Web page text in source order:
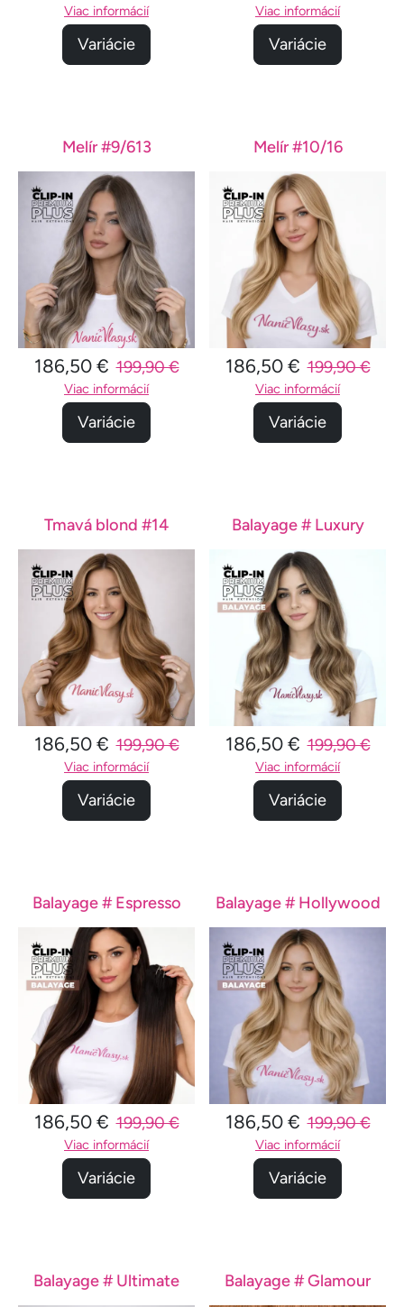
Viac informácií
Variácie
Viac informácií
Variácie
Melír #9/613
186,50 € 199,90 €
Viac informácií
Variácie
Melír #10/16
186,50 € 199,90 €
Viac informácií
Variácie
Tmavá blond #14
186,50 € 199,90 €
Viac informácií
Variácie
Balayage # Luxury
186,50 € 199,90 €
Viac informácií
Variácie
Balayage # Espresso
186,50 € 199,90 €
Viac informácií
Variácie
Balayage # Hollywood
186,50 € 199,90 €
Viac informácií
Variácie
Balayage # Ultimate Balayage # Glamour